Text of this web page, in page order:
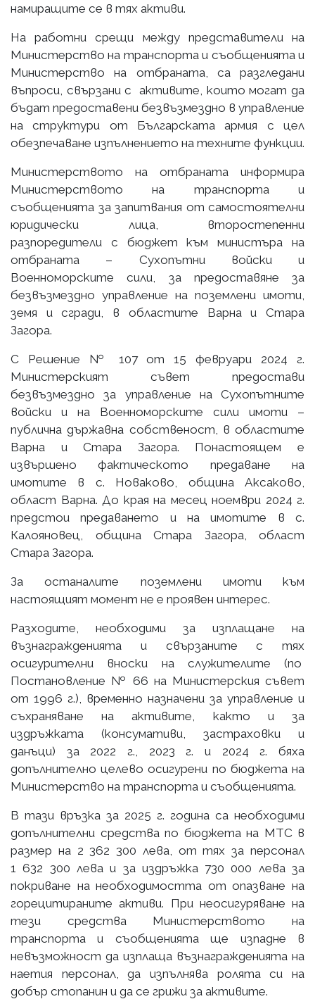
намиращите се в тях активи.
На работни срещи между представители на
Министерство на транспорта и съобщенията и
Министерство на отбраната, са разгледани
въпроси, свързани с активите, които могат да
бъдат предоставени безвъзмездно в управление
на структури от Българската армия с цел
обезпечаване изпълнението на техните функции.
Министерството на отбраната информира
Министерството на транспорта и
съобщенията за запитвания от самостоятелни
юридически лица, второстепенни
разпоредители с бюджет към министъра на
отбраната – Сухопътни войски и
Военноморските сили, за предоставяне за
безвъзмездно управление на поземлени имоти,
земя и сгради, в областите Варна и Стара
Загора.
С Решение № 107 от 15 февруари 2024 г.
Министерският съвет предостави
безвъзмездно за управление на Сухопътните
войски и на Военноморските сили имоти –
публична държавна собственост, в областите
Варна и Стара Загора. Понастоящем е
извършено фактическото предаване на
имотите в с. Новаково, община Аксаково,
област Варна. До края на месец ноември 2024 г.
предстои предаването и на имотите в с.
Калояновец, община Стара Загора, област
Стара Загора.
За останалите поземлени имоти към
настоящият момент не е проявен интерес.
Разходите, необходими за изплащане на
възнагражденията и свързаните с тях
осигурителни вноски на служителите (по
Постановление № 66 на Министерския съвет
от 1996 г.), временно назначени за управление и
съхраняване на активите, както и за
издръжката (консумативи, застраховки и
данъци) за 2022 г., 2023 г. и 2024 г. бяха
допълнително целево осигурени по бюджета на
Министерство на транспорта и съобщенията.
В тази връзка за 2025 г. година са необходими
допълнителни средства по бюджета на МТС в
размер на 2 362 300 лева, от тях за персонал
1 632 300 лева и за издръжка 730 000 лева за
покриване на необходимостта от опазване на
горецитираните активи. При неосигуряване на
тези средства Министерството на
транспорта и съобщенията ще изпадне в
невъзможност да изплаща възнагражденията на
наетия персонал, да изпълнява ролята си на
добър стопанин и да се грижи за активите.